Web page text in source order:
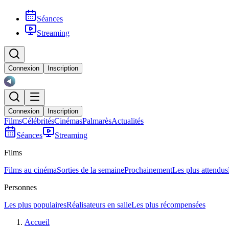
Séances
Streaming
Connexion Inscription
Connexion Inscription
FilmsCélébritésCinémasPalmarèsActualités
Séances
Streaming
Films
Films au cinémaSorties de la semaineProchainementLes plus attendus
Personnes
Les plus populairesRéalisateurs en salleLes plus récompensées
Accueil